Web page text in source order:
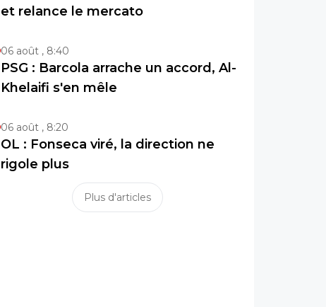
et relance le mercato
06 août , 8:40
PSG : Barcola arrache un accord, Al-
Khelaifi s'en mêle
06 août , 8:20
OL : Fonseca viré, la direction ne
rigole plus
Plus d'articles